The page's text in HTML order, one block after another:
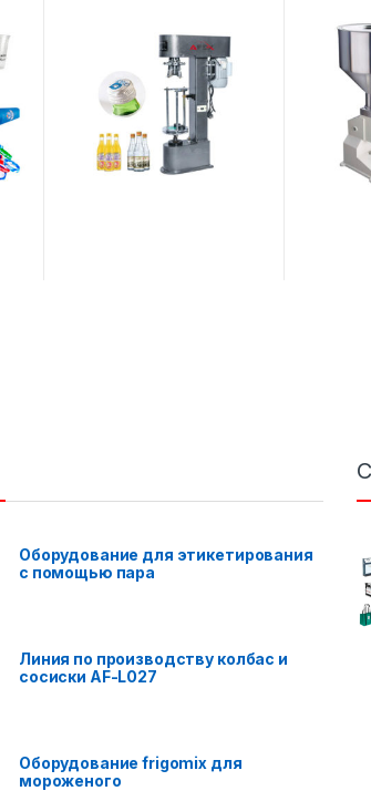
Оборудование для этикетирования
с помощью пара
Линия по производству колбас и
сосиски AF-L027
Оборудование frigomix для
мороженого